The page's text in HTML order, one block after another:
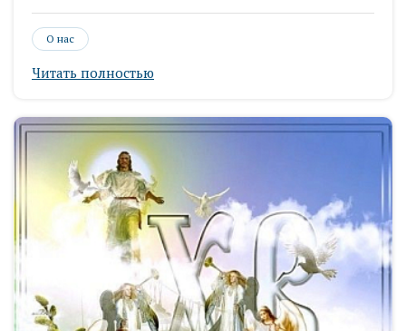
О нас
Читать полностью